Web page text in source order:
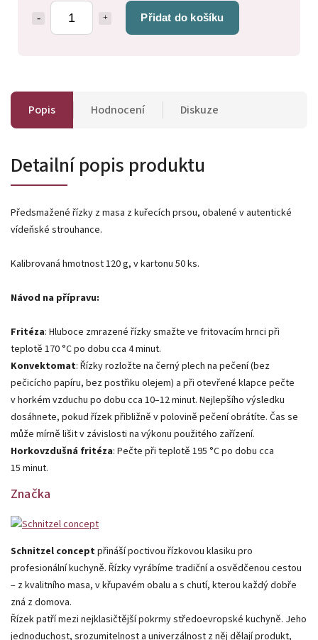
Přidat do košíku
Popis Hodnocení Diskuze
Detailní popis produktu
Předsmažené řízky z masa z kuřecích prsou, obalené v autentické
vídeňské strouhance.
Kalibrovaná hmotnost 120 g, v kartonu 50 ks.
Návod na přípravu:
Fritéza: Hluboce zmrazené řízky smažte ve fritovacím hrnci při
teplotě 170 °C po dobu cca 4 minut.
Konvektomat: Řízky rozložte na černý plech na pečení (bez
pečicícho papíru, bez postřiku olejem) a při otevřené klapce pečte
v horkém vzduchu po dobu cca 10–12 minut. Nejlepšího výsledku
dosáhnete, pokud řízek přibližně v polovině pečení obrátíte. Čas se
může mírně lišit v závislosti na výkonu použitého zařízení.
Horkovzdušná fritéza: Pečte při teplotě 195 °C po dobu cca
15 minut.
Značka
Schnitzel conceptpřináší poctivou řízkovou klasiku pro
profesionální kuchyně. Řízky vyrábíme tradiční a osvědčenou cestou
– z kvalitního masa, v křupavém obalu a s chutí, kterou každý dobře
zná z domova.
Řízek patří mezi nejklasičtější pokrmy středoevropské kuchyně. Jeho
jednoduchost, srozumitelnost a univerzálnost z něj dělají produkt,